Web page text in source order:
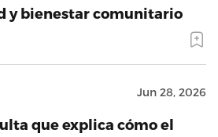
y bienestar comunitario
Jun 28, 2026
que explica cómo el